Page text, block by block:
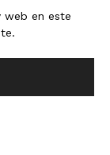
web en este